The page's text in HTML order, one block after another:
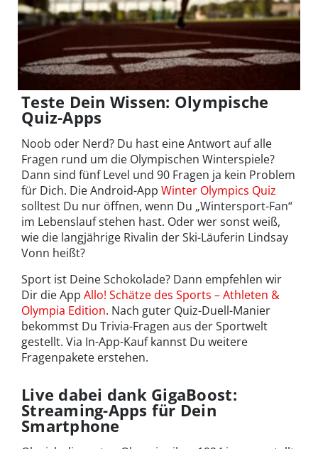
Teste Dein Wissen: Olympische
Quiz-Apps
Noob oder Nerd? Du hast eine Antwort auf alle
Fragen rund um die Olympischen Winterspiele?
Dann sind fünf Level und 90 Fragen ja kein Problem
für Dich. Die Android-App Winter Olympics Quiz
solltest Du nur öffnen, wenn Du „Wintersport-Fan“
im Lebenslauf stehen hast. Oder wer sonst weiß,
wie die langjährige Rivalin der Ski-Läuferin Lindsay
Vonn heißt?
Sport ist Deine Schokolade? Dann empfehlen wir
Dir die App Allo! Schätze des Sports – Athleten &
Olympia Edition. Nach guter Quiz-Duell-Manier
bekommst Du Trivia-Fragen aus der Sportwelt
gestellt. Via In-App-Kauf kannst Du weitere
Fragenpakete erstehen.
Live dabei dank GigaBoost:
Streaming-Apps für Dein
Smartphone